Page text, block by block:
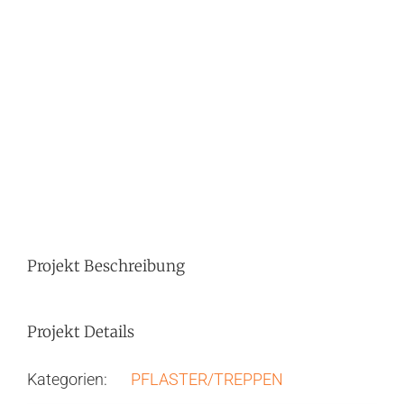
Projekt Beschreibung
Projekt Details
Kategorien: PFLASTER/TREPPEN